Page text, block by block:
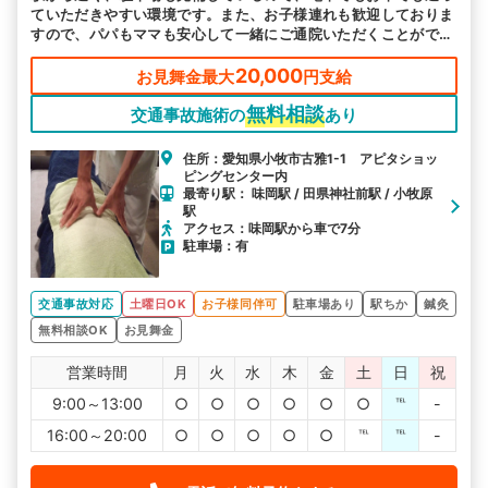
ていただきやすい環境です。また、お子様連れも歓迎しておりま
すので、パパもママも安心して一緒にご通院いただくことができ
ます。
お見舞金最大20,000円支給
交通事故施術の無料相談あり
住所：愛知県小牧市古雅1-1 アピタショッ
ピングセンター内
最寄り駅： 味岡駅 / 田県神社前駅 / 小牧原
駅
アクセス：味岡駅から車で7分
駐車場：有
交通事故対応 土曜日OK お子様同伴可 駐車場あり 駅ちか
鍼灸
無料相談OK
お見舞金
営業時間 月 火 水 木 金 土 日
祝
9:00～13:00
○ ○ ○ ○ ○ ○ ℡
-
16:00～20:00
○ ○ ○ ○ ○ ℡ ℡ -